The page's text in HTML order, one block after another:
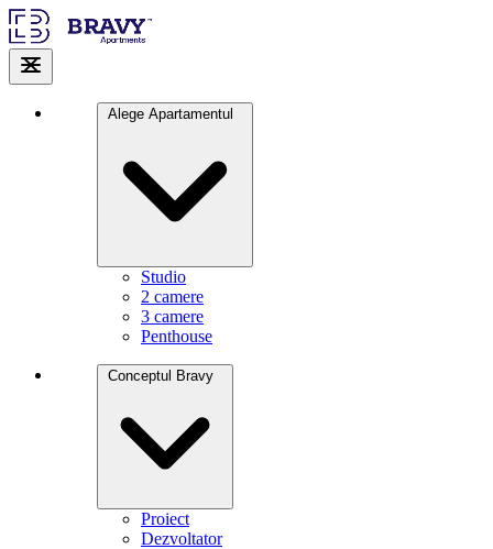
Alege Apartamentul
Studio
2 camere
3 camere
Penthouse
Conceptul Bravy
Proiect
Dezvoltator